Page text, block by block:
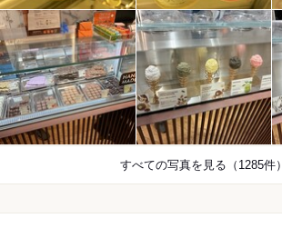
すべての写真を見る（1285件）